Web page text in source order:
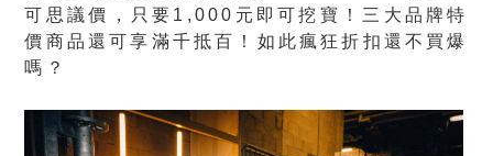
可思議價，只要1,000元即可挖寶！三大品牌特
價商品還可享滿千抵百！如此瘋狂折扣還不買爆
嗎？